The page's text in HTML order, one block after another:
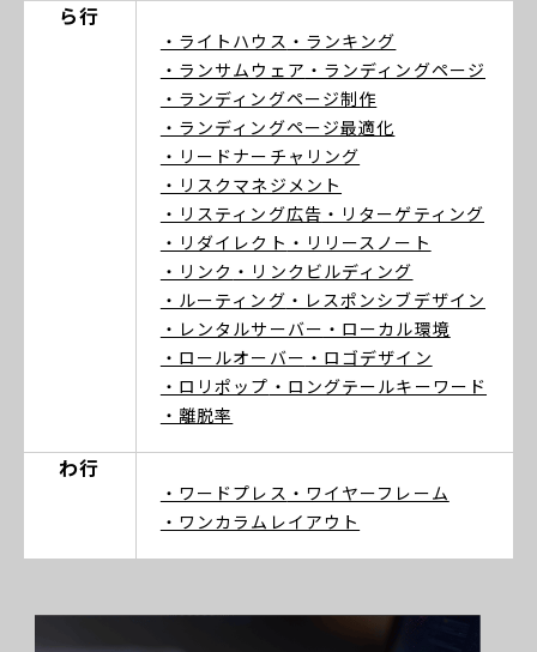
ら行
・ライトハウス ・ランキング
・ランサムウェア ・ランディングページ
・ランディングページ制作
・ランディングページ最適化
・リードナーチャリング
・リスクマネジメント
・リスティング広告 ・リターゲティング
・リダイレクト ・リリースノート
・リンク ・リンクビルディング
・ルーティング ・レスポンシブデザイン
・レンタルサーバー ・ローカル環境
・ロールオーバー ・ロゴデザイン
・ロリポップ ・ロングテールキーワード
・離脱率
わ行
・ワードプレス ・ワイヤーフレーム
・ワンカラムレイアウト